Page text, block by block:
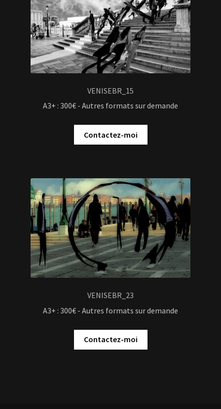
VENISEBR_15
A3+ : 300€ - Autres formats sur demande
Contactez-moi
VENISEBR_23
A3+ : 300€ - Autres formats sur demande
Contactez-moi